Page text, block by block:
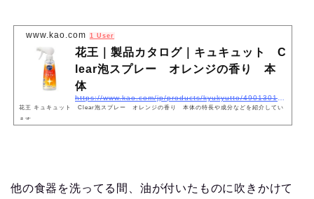
www.kao.com 1 User
花王｜製品カタログ｜キュキュット C
lear泡スプレー オレンジの香り 本
体
花王 キュキュット Clear泡スプレー オレンジの香り 本体の特長や成分などを紹介してい
ます。
他の食器を洗ってる間、油が付いたものに吹きかけて